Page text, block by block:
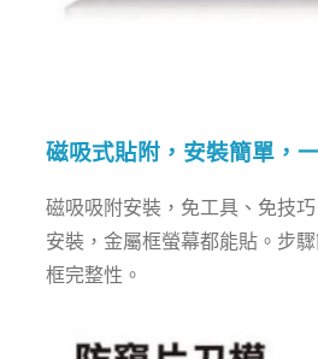
磁吸式貼附，安裝簡單，
磁吸吸附安裝，免工具、免技
安裝，金屬框螢幕都能貼。步
框完整性。